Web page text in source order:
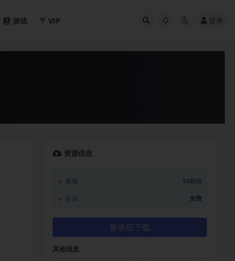
游戏 VIP 登录
资源信息
普通 10积分
会员 免费
登录后下载
其他信息